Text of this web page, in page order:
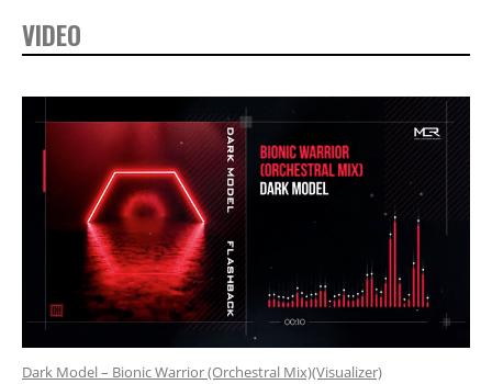
VIDEO
Dark Model – Bionic Warrior (Orchestral Mix)(Visualizer)